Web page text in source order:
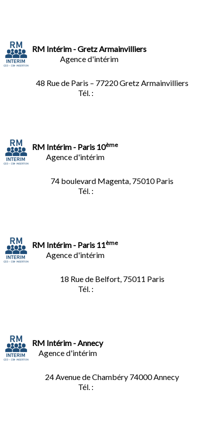
RM Intérim - Gretz Armainvilliers
Agence d'intérim
48 Rue de Paris – 77220 Gretz Armainvilliers
Tél. :
RM Intérim - Paris 10ème
Agence d'intérim
74 boulevard Magenta, 75010 Paris
Tél. :
RM Intérim - Paris 11ème
Agence d'intérim
18 Rue de Belfort, 75011 Paris
Tél. :
RM Intérim - Annecy
Agence d'intérim
24 Avenue de Chambéry 74000 Annecy
Tél. :